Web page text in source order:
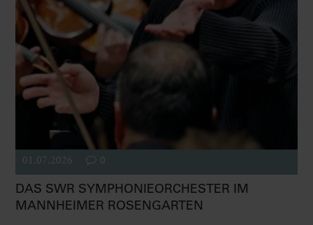
01.07.2026 0
DAS SWR SYMPHONIEORCHESTER IM
MANNHEIMER ROSENGARTEN